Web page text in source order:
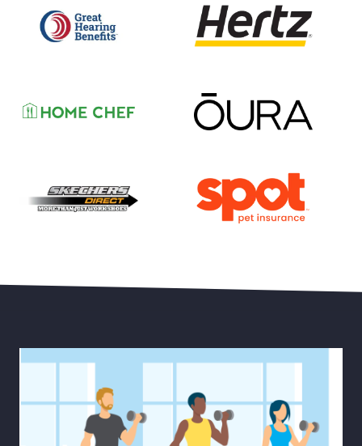
30% de Descuento en Estilos Selectos más Envío